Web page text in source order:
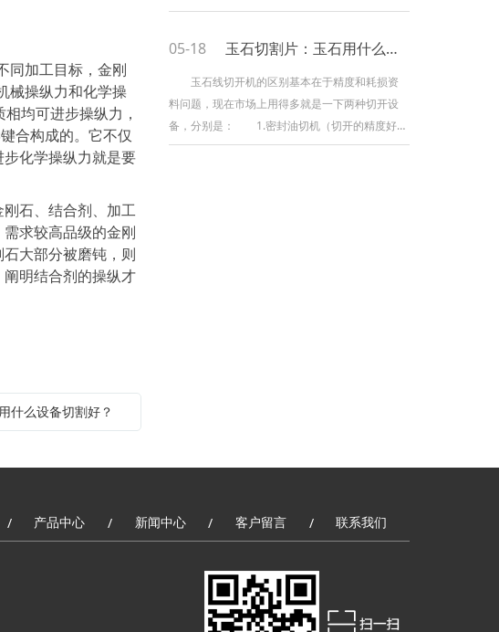
同加工目标，金刚
械操纵力和化学操
均可进步操纵力，
合构成的。它不仅
化学操纵力就是要
石、结合剂、加工
求较高品级的金刚
大部分被磨钝，则
明结合剂的操纵才
什么设备切割好？
高，一起锯切效率也高。锯片的外径根据不同的
的选择圆锯机锯片的厚度从理论上咱们希望锯片
越薄越好，锯缝实际上是一种消耗。
05-18 玉石切割片：玉石用什么设备切割好？
玉石线切开机的区别基本在于精度和耗损资
料问题，现在市场上用得多就是一下两种切开设
备，分别是： 1.密封油切机（切开的精度好
些！）质料还是损耗大 设备内可增加机油、
/ 产品中心 / 新闻中心 / 客户留言 / 联系我们